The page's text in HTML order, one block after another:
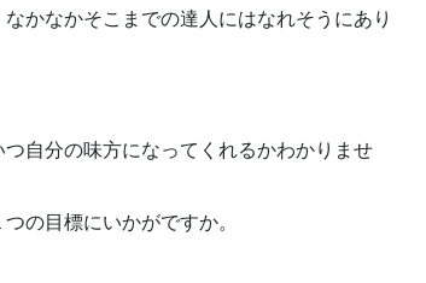
かなかそこまでの達人にはなれそうにあり
自分の味方になってくれるかわかりませ
の目標にいかがですか。